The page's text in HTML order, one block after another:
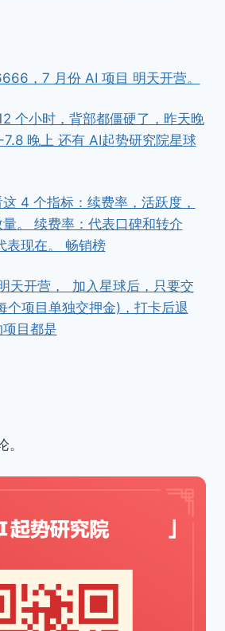
，7 月份 AI 项目 明天开营。
个小时，背部都僵硬了，昨天晚
7.8 晚上 还有 AI起势研究院星球
4 个指标：续费率，活跃度，
。 续费率：代表口碑和转介
表现在。 畅销榜
天开营， ​ ​加入星球后，只要交
个项目单独交押金)，打卡后退
目都是